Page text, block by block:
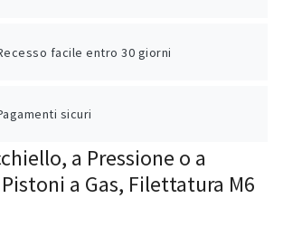
facile entro 30 giorni
sicuri
a Pressione o a
a Gas, Filettatura M6